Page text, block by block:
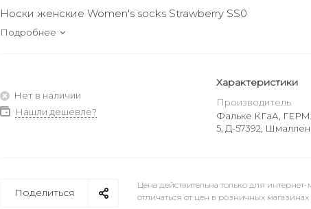
Носки женские Women's socks Strawberry SS0
Подробнее
Нет в наличии
Нашли дешевле?
Характеристики
Производитель
Фальке КГаА,
5, Д-57392,
Поделиться
Цена действительна только для
отличаться от цен в розничных магазинах